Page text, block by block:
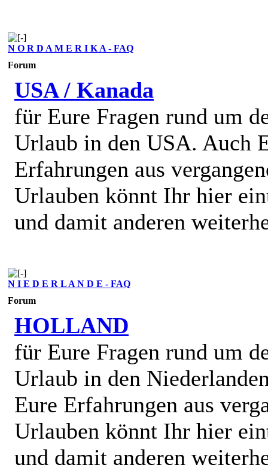
N O R D A M E R I K A - FAQ
Forum
USA / Kanada
für Eure Fragen rund um
Urlaub in den USA. Auch
Erfahrungen aus
Urlauben könnt Ihr hier
und damit anderen
N I E D E R L A N D E - FAQ
Forum
HOLLAND
für Eure Fragen rund um
Urlaub in den
Eure Erfahrungen aus
Urlauben könnt Ihr hier
und damit anderen